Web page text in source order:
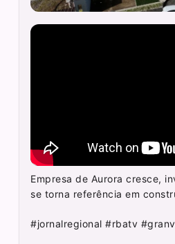
Empresa de Aurora cresce,
se torna referência em
#jornalregional #rbatv